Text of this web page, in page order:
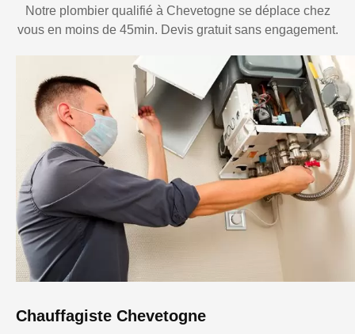
Notre plombier qualifié à Chevetogne se déplace chez
vous en moins de 45min. Devis gratuit sans engagement.
Chauffagiste Chevetogne